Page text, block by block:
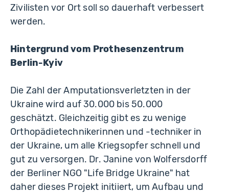
Zivilisten vor Ort soll so dauerhaft verbessert
werden.
Hintergrund vom Prothesenzentrum
Berlin-Kyiv
Die Zahl der Amputationsverletzten in der
Ukraine wird auf 30.000 bis 50.000
geschätzt. Gleichzeitig gibt es zu wenige
Orthopädietechnikerinnen und -techniker in
der Ukraine, um alle Kriegsopfer schnell und
gut zu versorgen. Dr. Janine von Wolfersdorff
der Berliner NGO "Life Bridge Ukraine" hat
daher dieses Projekt initiiert, um Aufbau und